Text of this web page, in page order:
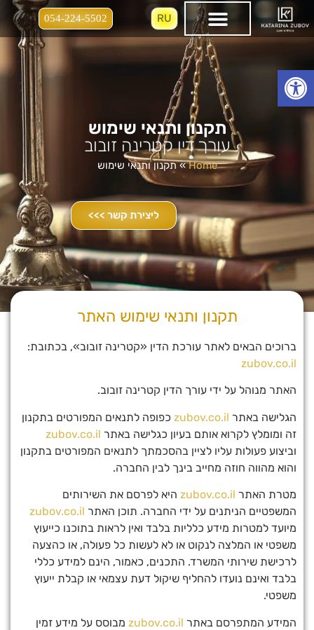
Открыть панель инструментов
RU
054-224-5502
תקנון ותנאי שימוש
עורך דין קטרינה זובוב
Home
»תקנון ותנאי שימוש
ליצירת קשר >>>
תקנון ותנאי שימוש האתר
ברוכים הבאים לאתר עורכת הדין «קטרינה זובוב», בכתובת:
zubov.co.il
האתר מנוהל על ידי עורך הדין קטרינה זובוב.
הגלישה באתר zubov.co.il כפופה לתנאים המפורטים בתקנון
זה ומומלץ לקרוא אותם בעיון כגלישה באתר zubov.co.il
וביצוע פעולות עליו לציין בהסכמתך לתנאים המפורטים בתקנון
והוא מהווה חוזה מחייב בינך לבין החברה.
מטרת האתר zubov.co.il היא לפרסם את השירותים
המשפטיים הניתנים על ידי החברה. תוכן האתר zubov.co.il
מיועד למטרות מידע כלליות בלבד ואין לראות בתוכנו כייעוץ
משפטי או המלצה לנקוט או לא לעשות כל פעולה, או כהצעה
לרכישת שירותי המשרד. התכנים, כאמור, הינם למידע כללי
בלבד ואינם נועדו להחליף שיקול דעת עצמאי או קבלת ייעוץ
משפטי.
המידע המתפרסם באתר zubov.co.il מבוסס על מידע זמין